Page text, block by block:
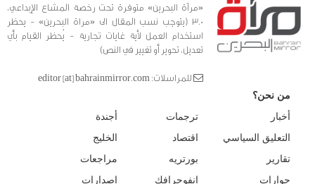
«مرآة البحرين» متوفرة تحت رخصة المشاع الإبداعي،
3.0 (يتوجب نسب المقال الى «مراة البحرين» - يحظر
استخدام العمل لأية غايات تجارية - يُحظر القيام بأي
تعديل، تحوير أو تغيير في النص)
للمراسلات: editor [at] bahrainmirror.com
من نحن؟
أخبار
التعليق السياسي
تقارير
حوارات
ترجمات
اقتصاد
بورتريه
انفوجرافك
أجندة
الخليج
مراجعات
إصدارات